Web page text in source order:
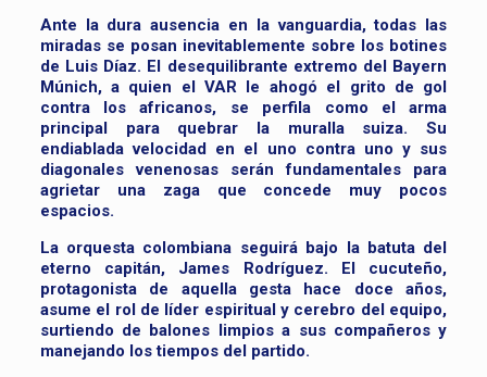
Ante la dura ausencia en la vanguardia, todas las
miradas se posan inevitablemente sobre los botines
de Luis Díaz. El desequilibrante extremo del Bayern
Múnich, a quien el VAR le ahogó el grito de gol
contra los africanos, se perfila como el arma
principal para quebrar la muralla suiza. Su
endiablada velocidad en el uno contra uno y sus
diagonales venenosas serán fundamentales para
agrietar una zaga que concede muy pocos
espacios.
La orquesta colombiana seguirá bajo la batuta del
eterno capitán, James Rodríguez. El cucuteño,
protagonista de aquella gesta hace doce años,
asume el rol de líder espiritual y cerebro del equipo,
surtiendo de balones limpios a sus compañeros y
manejando los tiempos del partido.